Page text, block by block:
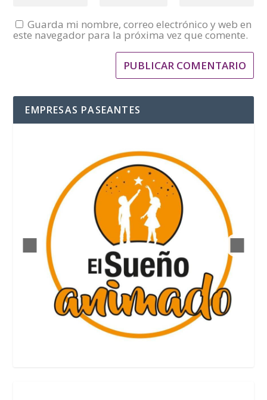
Guarda mi nombre, correo electrónico y web en
este navegador para la próxima vez que comente.
EMPRESAS PASEANTES